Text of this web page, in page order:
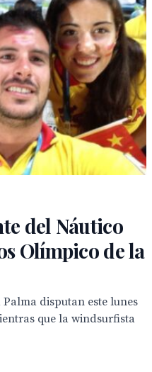
del Náutico
Olímpico de la
disputan este lunes
que la windsurfista